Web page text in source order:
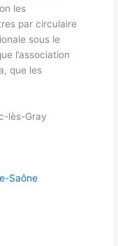
les
par circulaire
sous le
l’association
que les
lès-Gray
Saône